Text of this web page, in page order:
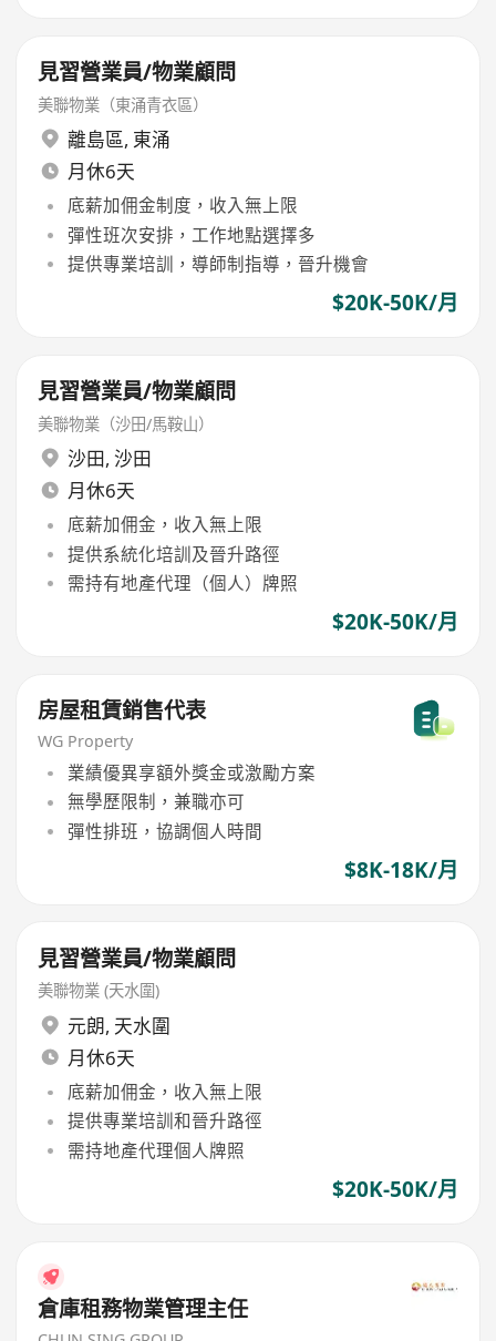
見習營業員/物業顧問
美聯物業（東涌青衣區）
離島區, 東涌
月休6天
底薪加佣金制度，收入無上限
彈性班次安排，工作地點選擇多
提供專業培訓，導師制指導，晉升機會
$20K-50K/月
見習營業員/物業顧問
美聯物業（沙田/馬鞍山）
沙田, 沙田
月休6天
底薪加佣金，收入無上限
提供系統化培訓及晉升路徑
需持有地產代理（個人）牌照
$20K-50K/月
房屋租賃銷售代表
WG Property
業績優異享額外獎金或激勵方案
無學歷限制，兼職亦可
彈性排班，協調個人時間
$8K-18K/月
見習營業員/物業顧問
美聯物業 (天水圍)
元朗, 天水圍
月休6天
底薪加佣金，收入無上限
提供專業培訓和晉升路徑
需持地產代理個人牌照
$20K-50K/月
倉庫租務物業管理主任